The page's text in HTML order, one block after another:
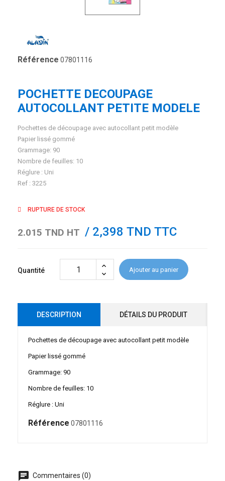
Référence 07801116
POCHETTE DECOUPAGE
AUTOCOLLANT PETITE MODELE
Pochettes de découpage avec autocollant petit modèle
Papier lissé gommé
Grammage: 90
Nombre de feuilles: 10
Réglure : Uni
Ref : 3225
RUPTURE DE STOCK
2.015 TND HT / 2,398 TND TTC
Quantité Ajouter au panier
DESCRIPTION DÉTAILS DU PRODUIT
Pochettes de découpage avec autocollant petit modèle
Papier lissé gommé
Grammage: 90
Nombre de feuilles: 10
Réglure : Uni
Référence 07801116
chat Commentaires (0)